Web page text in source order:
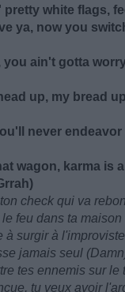
pretty white flags,
ya, now you
you ain't gotta
up, my bread
never
wagon, karma is
chеck qui va
feu dans ta maison
à surgir à
jamais seul
tes ennemis sur le
tu veux avoir